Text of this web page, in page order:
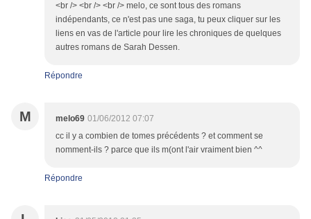
<br /> <br /> <br /> melo, ce sont tous des romans
indépendants, ce n'est pas une saga, tu peux cliquer sur les
liens en vas de l'article pour lire les chroniques de quelques
autres romans de Sarah Dessen.
Répondre
M melo69 01/06/2012 07:07
cc il y a combien de tomes précédents ? et comment se
nomment-ils ? parce que ils m(ont l'air vraiment bien ^^
Répondre